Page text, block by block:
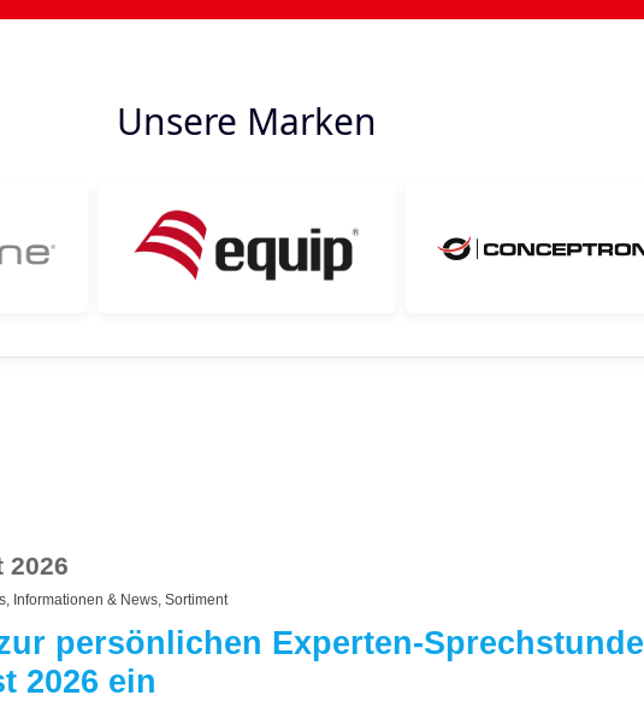
Unsere Marken
2026
Informationen & News Sortiment
persönlichen Experten-
2026 ein